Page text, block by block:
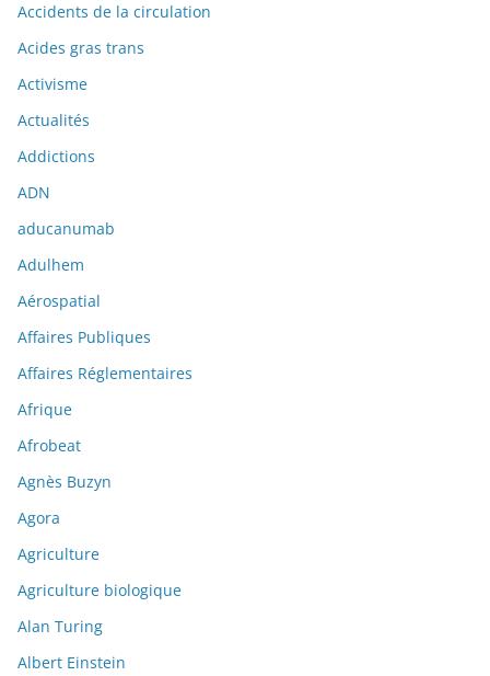
Accidents de la circulation
Acides gras trans
Activisme
Actualités
Addictions
ADN
aducanumab
Adulhem
Aérospatial
Affaires Publiques
Affaires Réglementaires
Afrique
Afrobeat
Agnès Buzyn
Agora
Agriculture
Agriculture biologique
Alan Turing
Albert Einstein